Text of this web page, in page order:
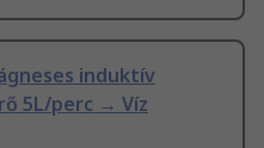
induktív
5L/perc → Víz